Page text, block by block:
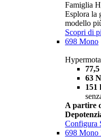
Famiglia
Esplora la
modello
Scopri di
698 Mono
63
151
A partire
Configura
698 Mono